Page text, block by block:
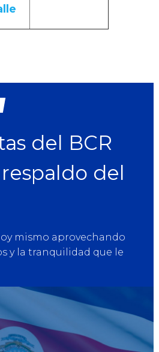
del BCR
del
mismo aprovechando
y la tranquilidad que le